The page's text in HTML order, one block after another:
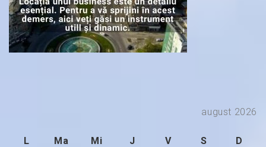
august 2026
L Ma Mi J V S
D